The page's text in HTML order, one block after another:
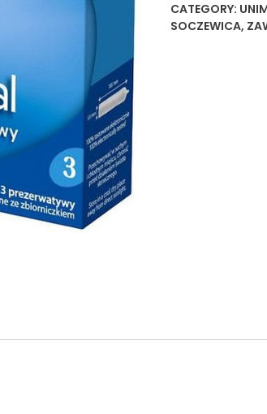
CATEGORY:
SOCZEWICA,